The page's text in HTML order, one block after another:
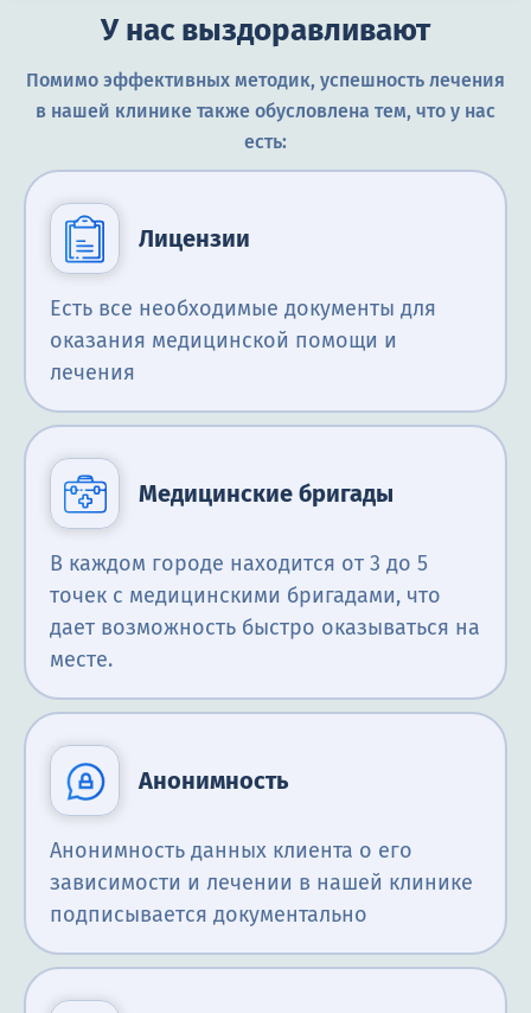
У нас выздоравливают
Помимо эффективных методик, успешность лечения
в нашей клинике также обусловлена тем, что у нас
есть:
Лицензии
Есть все необходимые документы для
оказания медицинской помощи и
лечения
Медицинские бригады
В каждом городе находится от 3 до 5
точек с медицинскими бригадами, что
дает возможность быстро оказываться на
месте.
Анонимность
Анонимность данных клиента о его
зависимости и лечении в нашей клинике
подписывается документально